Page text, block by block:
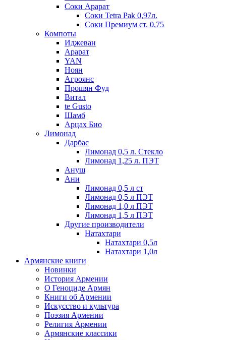
Соки Арарат
Соки Tetra Pak 0,97л.
Соки Премиум ст. 0,75
Компоты
Иджеван
Арарат
YAN
Ноян
Агроянс
Прошян Фуд
Витал
te Gusto
Шамб
Арцах Био
Лимонад
Дарбас
Лимонад 0,5 л. Стекло
Лимонад 1,25 л. ПЭТ
Ануш
Ани
Лимонад 0,5 л ст
Лимонад 0,5 л ПЭТ
Лимонад 1,0 л ПЭТ
Лимонад 1,5 л ПЭТ
Другие производители
Натахтари
Натахтари 0,5л
Натахтари 1,0л
Армянские книги
Новинки
История Армении
О Геноциде Армян
Книги об Армении
Иcкусство и культура
Поэзия Армении
Религия Армении
Армянские классики